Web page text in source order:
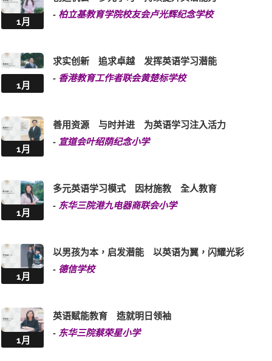
1月
- 柏立基教育学院校友会卢光辉纪念学校
1月
求实创新 追求卓越 发挥英语学习潜能
- 香港教育工作者联会黄楚标学校
1月
善用资源 与时并进 为英语学习注入活力
- 宣道会叶绍荫纪念小学
1月
多元英语学习模式 因材施教 全人教育
- 东华三院港九电器商联会小学
1月
以男孩为本，启发潜能 以英语为翼，闪耀光彩
- 德信学校
1月
英语赋能教育 造就明日领袖
- 东华三院蔡荣星小学